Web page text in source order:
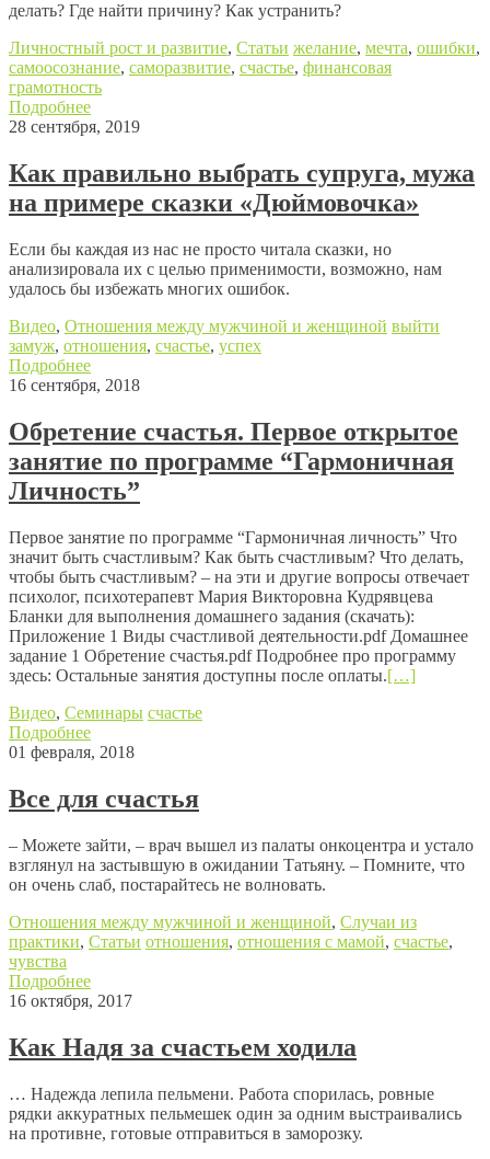
делать? Где найти причину? Как устранить?
Личностный рост и развитие, Статьи желание, мечта, ошибки,
самоосознание, саморазвитие, счастье, финансовая
грамотность
Подробнее
28 сентября, 2019
Как правильно выбрать супруга, мужа
на примере сказки «Дюймовочка»
Если бы каждая из нас не просто читала сказки, но
анализировала их с целью применимости, возможно, нам
удалось бы избежать многих ошибок.
Видео, Отношения между мужчиной и женщиной выйти
замуж, отношения, счастье, успех
Подробнее
16 сентября, 2018
Обретение счастья. Первое открытое
занятие по программе “Гармоничная
Личность”
Первое занятие по программе “Гармоничная личность” Что
значит быть счастливым? Как быть счастливым? Что делать,
чтобы быть счастливым? – на эти и другие вопросы отвечает
психолог, психотерапевт Мария Викторовна Кудрявцева
Бланки для выполнения домашнего задания (скачать):
Приложение 1 Виды счастливой деятельности.pdf Домашнее
задание 1 Обретение счастья.pdf Подробнее про программу
здесь: Остальные занятия доступны после оплаты.[…]
Видео, Семинары счастье
Подробнее
01 февраля, 2018
Все для счастья
– Можете зайти, – врач вышел из палаты онкоцентра и устало
взглянул на застывшую в ожидании Татьяну. – Помните, что
он очень слаб, постарайтесь не волновать.
Отношения между мужчиной и женщиной, Случаи из
практики, Статьи отношения, отношения с мамой, счастье,
чувства
Подробнее
16 октября, 2017
Как Надя за счастьем ходила
… Надежда лепила пельмени. Работа спорилась, ровные
рядки аккуратных пельмешек один за одним выстраивались
на противне, готовые отправиться в заморозку.